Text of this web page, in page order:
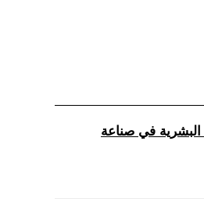
البشرية في صناعة